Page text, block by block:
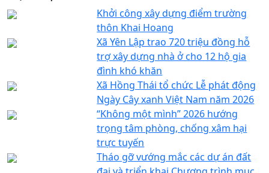
Khởi công xây dựng điểm trường
thôn Khai Hoang
Xã Yên Lập trao 720 triệu đồng hỗ
trợ xây dựng nhà ở cho 12 hộ gia
đình khó khăn
Xã Hồng Thái tổ chức Lễ phát động
Ngày Cây xanh Việt Nam năm 2026
“Không một mình” 2026 hướng
trọng tâm phòng, chống xâm hại
trực tuyến
Tháo gỡ vướng mắc các dự án đất